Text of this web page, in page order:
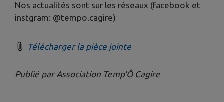
Nos actualités sont sur les réseaux (facebook et
instgram: @tempo.cagire)
Télécharger la pièce jointe
Publié par Association Temp'Ô Cagire